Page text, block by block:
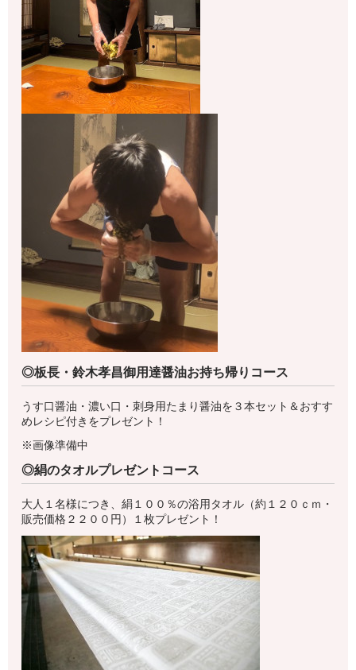
◎板長・鈴木孝昌御用達醤油お持ち帰りコース
うす口醤油・濃い口・刺身用たまり醤油を３本セット＆おすす
めレシピ付きをプレゼント！
※画像準備中
◎絹のタオルプレゼントコース
大人１名様につき、絹１００％の浴用タオル（約１２０ｃｍ・
販売価格２２００円）１枚プレゼント！